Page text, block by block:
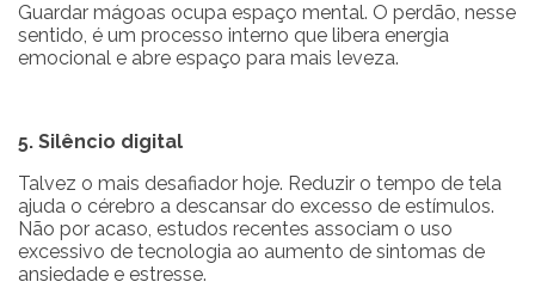
Guardar mágoas ocupa espaço mental. O perdão, nesse
sentido, é um processo interno que libera energia
emocional e abre espaço para mais leveza.
5. Silêncio digital
Talvez o mais desafiador hoje. Reduzir o tempo de tela
ajuda o cérebro a descansar do excesso de estímulos.
Não por acaso, estudos recentes associam o uso
excessivo de tecnologia ao aumento de sintomas de
ansiedade e estresse.